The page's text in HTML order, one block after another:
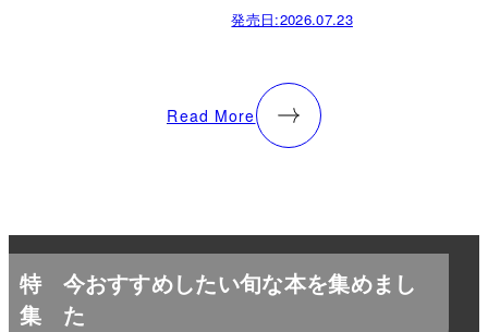
発売日:2026.07.23
Read More
特
集
今おすすめしたい旬な本を集めまし
た